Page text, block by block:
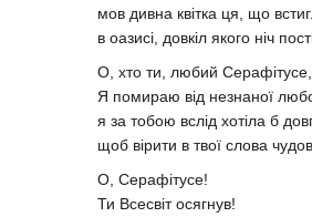
мов дивна квітка ця, що
в оазисі, довкіл якого ніч
О, хто ти, любий
Я помираю від незнаної
я за тобою вслід хотіла б
щоб вірити в твої слова
О, Серафітусе!
Ти Всесвіт осягнув!